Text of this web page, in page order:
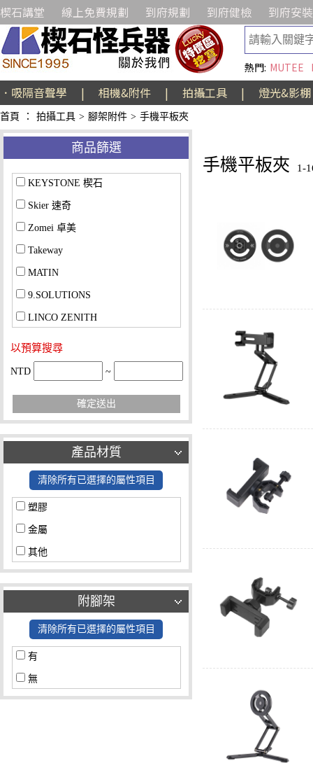
楔石講堂 線上免費規劃 到府規劃 到府健檢 到府安裝
熱門: MUTEE
．吸隔音聲學 | 相機&附件 | 拍攝工具 | 燈光&影棚
首頁 ： 拍攝工具 > 腳架附件 > 手機平板夾
商品篩選
KEYSTONE 楔石
Skier 速奇
Zomei 卓美
Takeway
MATIN
9.SOLUTIONS
LINCO ZENITH
以預算搜尋
NTD ~
確定送出
產品材質
清除所有已選擇的屬性項目
塑膠
金屬
其他
附腳架
清除所有已選擇的屬性項目
有
無
手機平板夾 1-